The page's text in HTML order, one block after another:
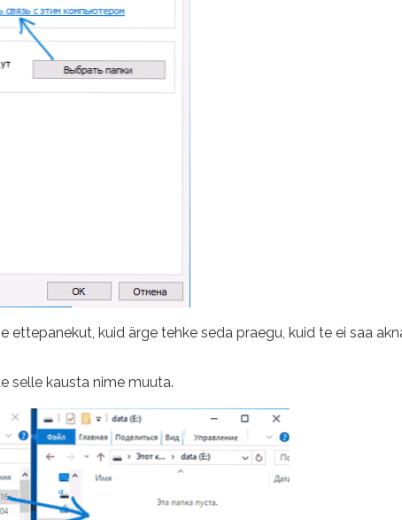
kuid ärge tehke seda praegu, kuid te ei saa
selle kausta nime muuta.